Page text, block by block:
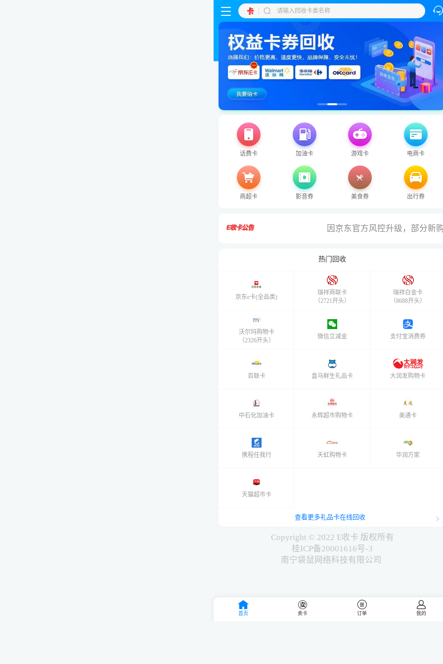
话费卡 加油卡 游戏卡 电商卡
商超卡 影音券 美食券 出行券
因京东官方风控升级，部分新
热门回收
京东e卡(全品类)
瑞祥商联卡
（2721开头）
瑞祥白金卡
（8688开头）
沃尔玛购物卡
（2326开头）
微信立减金 支付宝消费券
百联卡 盒马鲜生礼品卡 大润发购物卡
中石化加油卡 永辉超市购物卡 美通卡
携程任我行 天虹购物卡 华润万家
天猫超市卡
查看更多礼品卡在线回收
Copyright © 2022 E收卡 版权所有
桂ICP备20001616号-3
南宁袋鼠网络科技有限公司
首页 卖卡 订单 我的